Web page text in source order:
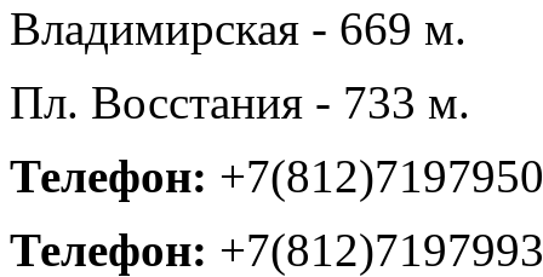
Владимирская - 669 м.
Пл. Восстания - 733 м.
Телефон: +7(812)7197950
Телефон: +7(812)7197993